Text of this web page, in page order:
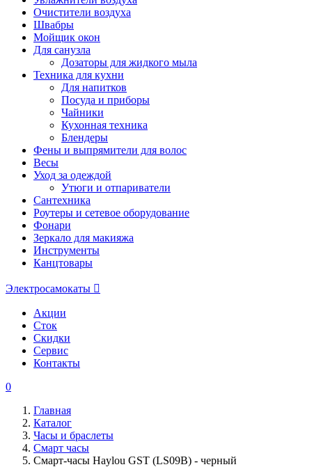
Очистители воздуха
Швабры
Мойщик окон
Для санузла
Дозаторы для жидкого мыла
Техника для кухни
Для напитков
Посуда и приборы
Чайники
Кухонная техника
Блендеры
Фены и выпрямители для волос
Весы
Уход за одеждой
Утюги и отпариватели
Сантехника
Роутеры и сетевое оборудование
Фонари
Зеркало для макияжа
Инструменты
Канцтовары
Электросамокаты
Акции
Сток
Скидки
Сервис
Контакты
0
Главная
Каталог
Часы и браслеты
Смарт часы
Смарт-часы Haylou GST (LS09B) - черный